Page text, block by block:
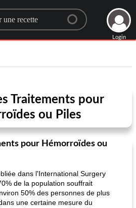
a recipe
Login
Traitements pour
ou Piles
pour Hémorroïdes ou
dans l'International Surgery
de la population souffrait
50% des personnes de plus
une certaine mesure du